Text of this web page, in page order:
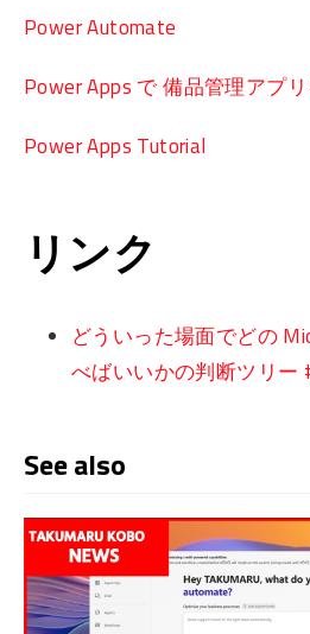
Power Automate
Power Apps で 備品管理アプ
Power Apps Tutorial
リンク
どういった場面でどの
べばいいかの判断ツリー
See also